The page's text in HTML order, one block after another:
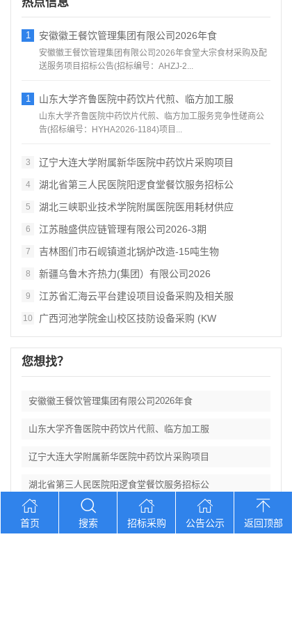
1 安徽徽王餐饮管理集团有限公司2026年食
安徽徽王餐饮管理集团有限公司2026年食堂大宗食材采购及配
送服务项目招标公告(招标编号：AHZJ-2...
1 山东大学齐鲁医院中药饮片代煎、临方加工服
山东大学齐鲁医院中药饮片代煎、临方加工服务竞争性磋商公
告(招标编号：HYHA2026-1184)项目...
3 辽宁大连大学附属新华医院中药饮片采购项目
4 湖北省第三人民医院阳逻食堂餐饮服务招标公
5 湖北三峡职业技术学院附属医院医用耗材供应
6 江苏融盛供应链管理有限公司2026‑3期
7 吉林图们市石岘镇道北锅炉改造‑15吨生物
8 新疆乌鲁木齐热力(集团）有限公司2026
9 江苏省汇海云平台建设项目设备采购及相关服
10 广西河池学院金山校区技防设备采购 (KW
您想找？
安徽徽王餐饮管理集团有限公司2026年食
山东大学齐鲁医院中药饮片代煎、临方加工服
辽宁大连大学附属新华医院中药饮片采购项目
湖北省第三人民医院阳逻食堂餐饮服务招标公
湖北三峡职业技术学院附属医院医用耗材供应
首页 搜索 招标采购 公告公示 返回顶部